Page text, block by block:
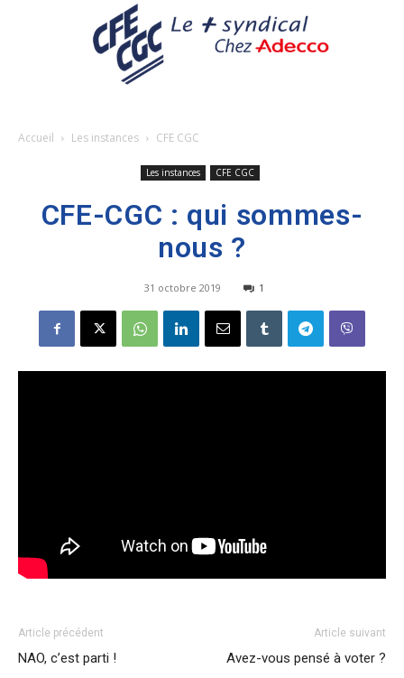
Accueil Les instances CFE CGC
Les instances CFE CGC
CFE-CGC : qui sommes-
nous ?
31 octobre 2019 1
Article précédent
NAO, c’est parti !
Article suivant
Avez-vous pensé à voter ?